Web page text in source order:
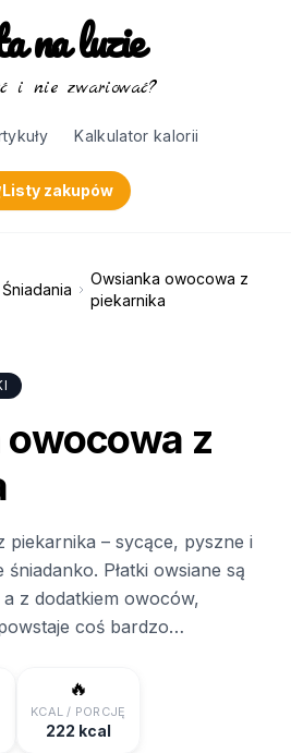
na luzie
i nie zwariować?
Kalkulator kalorii
Listy zakupów
Śniadania
Owsianka owocowa z
piekarnika
owocowa z
piekarnika – sycące, pyszne i
Płatki owsiane są
a z dodatkiem owoców,
coś bardzo
(szklanka) 2 szklanki wody
roślinne np kokos lub migdał)
jabłko, maliny, jagody,
🔥
KCAL / PORCJĘ
222 kcal